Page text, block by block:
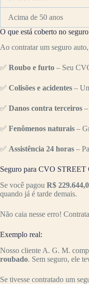
Acima de 50 anos
O que está coberto no
Ao contratar um seguro
✅ Roubo e furto – Seu
✅ Colisões e acidentes –
✅ Danos contra terceiros
✅ Fenômenos naturais –
✅ Assistência 24 horas –
Seguro para CVO
Se você pagou R$
quando já é tarde demais.
Não caia nesse erro!
Exemplo real:
Nosso cliente A. G. M.
roubado. Sem seguro, ele
Se tivesse contratado um